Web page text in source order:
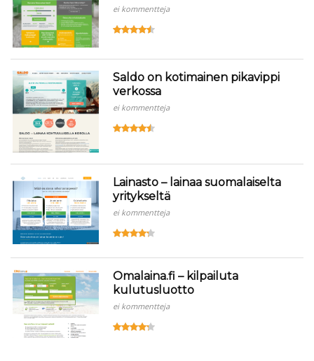
ei kommentteja
Saldo on kotimainen pikavippi
verkossa
ei kommentteja
Lainasto – lainaa suomalaiselta
yritykseltä
ei kommentteja
Omalaina.fi – kilpailuta
kulutusluotto
ei kommentteja